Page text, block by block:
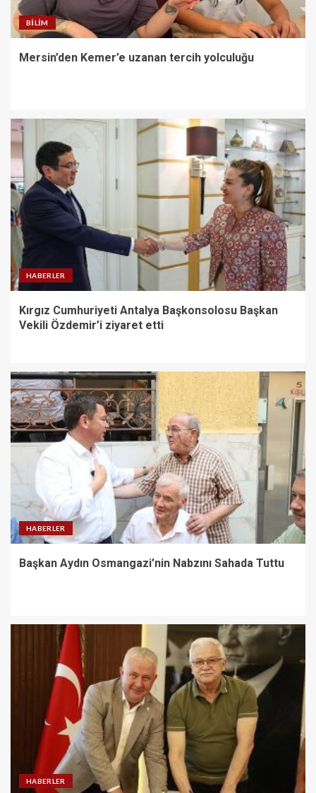
BILIM
Mersin’den Kemer’e uzanan tercih yolculuğu
HABERLER
Kırgız Cumhuriyeti Antalya Başkonsolosu Başkan
Vekili Özdemir’i ziyaret etti
HABERLER
Başkan Aydın Osmangazi’nin Nabzını Sahada Tuttu
HABERLER